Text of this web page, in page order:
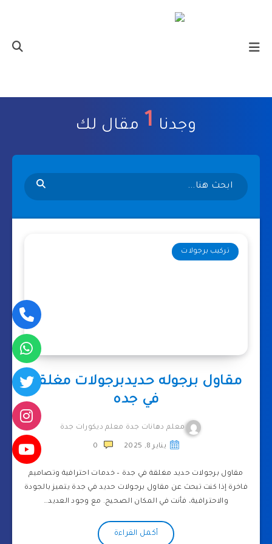
وجدنا 1 مقال لك
تركيب برجولات
مقاول برجوله حديدبرجولات مغلقة
في جده
معلم دهانات جدة معلم ديكورات جدة
يناير 8, 2025 0
مقاول برجولات حديد مغلقة في جدة – خدمات احترافية وتصاميم
فاخرة إذا كنت تبحث عن مقاول برجولات حديد في جدة يتميز بالجودة
والاحترافية، فأنت في المكان الصحيح. مع وجود العديد…
أكمل القراءة